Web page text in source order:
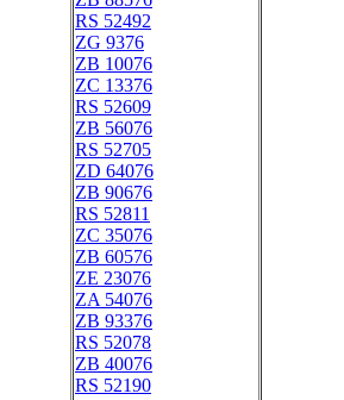
RS 52492
ZG 9376
ZB 10076
ZC 13376
RS 52609
ZB 56076
RS 52705
ZD 64076
ZB 90676
RS 52811
ZC 35076
ZB 60576
ZE 23076
ZA 54076
ZB 93376
RS 52078
ZB 40076
RS 52190